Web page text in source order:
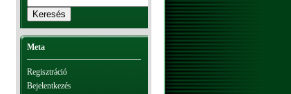
Meta
Regisztráció
Bejelentkezés